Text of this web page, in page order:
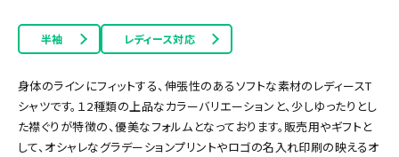
半袖 レディース対応
身体のラインにフィットする、伸張性のあるソフトな素材のレディースT
シャツです。１2種類の上品なカラーバリエーションと、少しゆったりとし
た襟ぐりが特徴の、優美なフォルムとなっております。販売用やギフトと
して、オシャレなグラデーションプリントやロゴの名入れ印刷の映えるオ